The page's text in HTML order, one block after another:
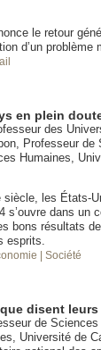
le retour
d’un problème
en plein
des
Professeur
Humaines,
siècle, les États-
s’ouvre dans un
bons résultats
esprits.
| Société
disent
de
Université de